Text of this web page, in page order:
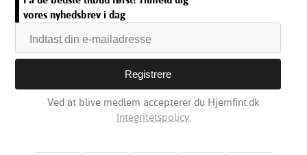
vores nyhedsbrev i dag
Ved at blive medlem accepterer du Hjemfint.dk
Integritetspolicy.